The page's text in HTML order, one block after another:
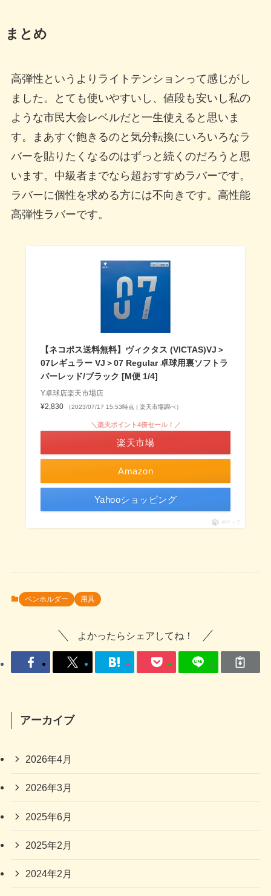
まとめ
高弾性というよりライトテンションって感じがし
ました。とても使いやすいし、値段も安いし私の
ような市民大会レベルだと一生使えると思いま
す。まあすぐ飽きるのと気分転換にいろいろなラ
バーを貼りたくなるのはずっと続くのだろうと思
います。中級者までなら超おすすめラバーです。
ラバーに個性を求める方には不向きです。高性能
高弾性ラバーです。
【ネコポス送料無料】ヴィクタス (VICTAS)VJ＞
07レギュラー VJ＞07 Regular 卓球用裏ソフトラ
バーレッド/ブラック [M便 1/4]
Y卓球店楽天市場店
¥2,830
（2023/07/17 15:53時点 | 楽天市場調べ）
Amazon
＼楽天ポイント4倍セール！／
楽天市場
Yahooショッピング
ポチップ
ペンホルダー 用具
よかったらシェアしてね！
アーカイブ
2026年4月
2026年3月
2025年6月
2025年2月
2024年2月